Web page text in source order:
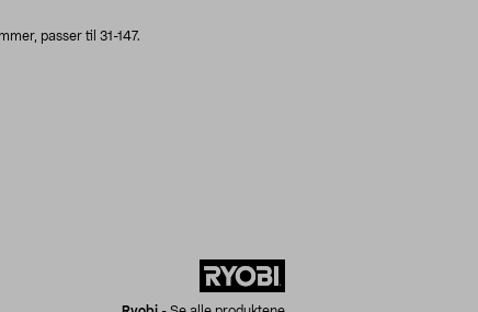
passer til 31-147.